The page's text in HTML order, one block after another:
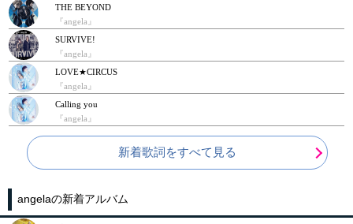
THE BEYOND
『angela』
SURVIVE!
『angela』
LOVE★CIRCUS
『angela』
Calling you
『angela』
新着歌詞をすべて見る
angelaの新着アルバム